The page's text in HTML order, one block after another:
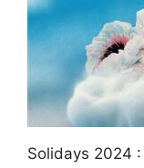
Solidays 2024